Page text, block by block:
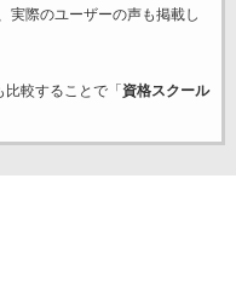
実際のユーザーの声も掲載し
較することで「 資格スクール